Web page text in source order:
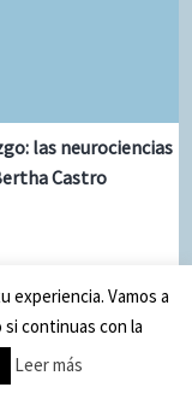
las neurociencias
Castro
en
Núñez (México)
experiencia. Vamos a
continuas con la
Leer más